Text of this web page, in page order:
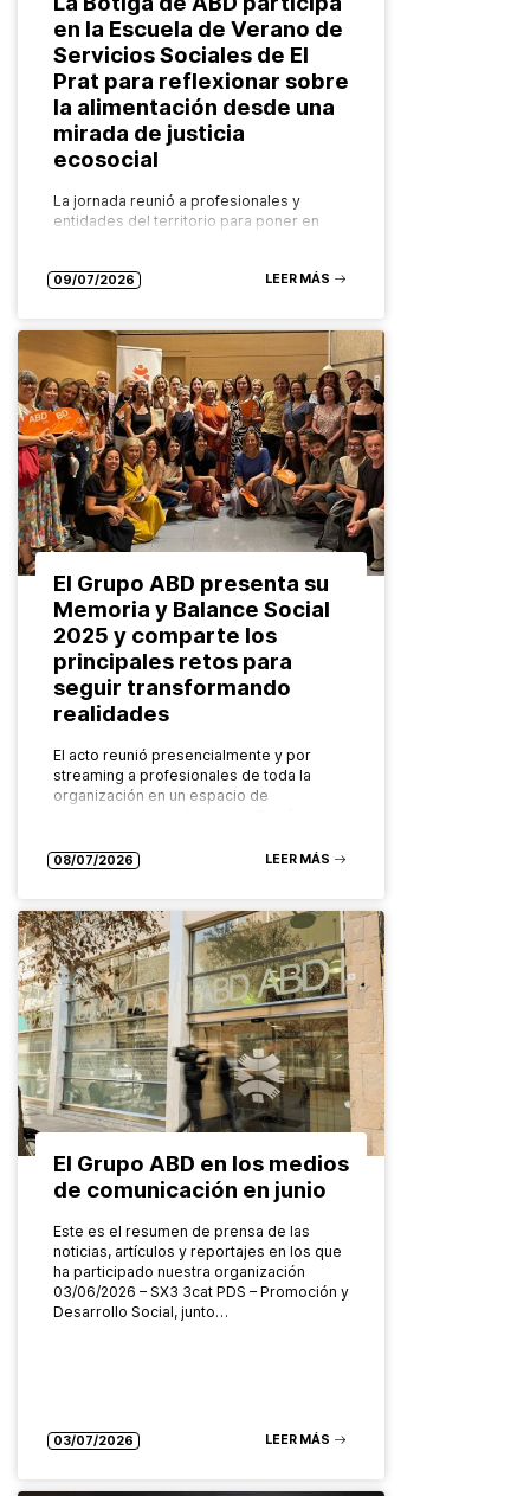
en la Escuela de Verano de
Servicios Sociales de El
Prat para reflexionar sobre
la alimentación desde una
mirada de justicia
ecosocial
La jornada reunió a profesionales y
entidades del territorio para poner en
saludable, sostenible y accesible para
09/07/2026 LEER MÁS
El Grupo ABD presenta su
Memoria y Balance Social
2025 y comparte los
principales retos para
seguir transformando
realidades
El acto reunió presencialmente y por
streaming a profesionales de toda la
organización en un espacio de
Grupo ABD ha…
08/07/2026 LEER MÁS
El Grupo ABD en los medios
de comunicación en junio
Este es el resumen de prensa de las
noticias, artículos y reportajes en los que
ha participado nuestra organización
03/06/2026 – SX3 3cat PDS – Promoción y
Desarrollo Social, junto…
03/07/2026 LEER MÁS